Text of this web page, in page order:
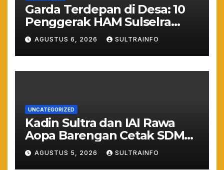
Garda Terdepan di Desa: 10
Penggerak HAM Sulselra
Resmi Bertugas Mengawal
Asta Cita Prabowo
AGUSTUS 6, 2026 SULTRAINFO
UNCATEGORIZED
Kadin Sultra dan IAI Rawa
Aopa Barengan Cetak SDM
Siap Kerja dan Wirausaha
Muda
AGUSTUS 5, 2026 SULTRAINFO